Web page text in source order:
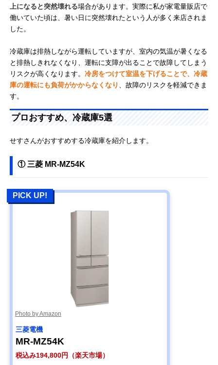
上になると突然壊れる場合があります。実際に私が家電量販店で
働いていた頃は、暑い日に突然壊れたという人が多く来店されま
した。
冷蔵庫は排熱しながら運転していますが、室内の気温が暑くなる
と排熱しきれなくなり、運転に支障が出ることで故障してしまう
リスクが高くなります。 冷房をつけて室温を下げることで、冷蔵
庫の運転にも負荷がかからなくなり 、故障のリスクを軽減できま
す。
プロおすすめ、冷蔵庫5選
せすさんがおすすめする冷蔵庫を紹介します。
① 三菱 MR-MZ54K
PICK UP!
Photo by Amazon
三菱電機
MR-MZ54K
税込み194,800円（楽天市場）